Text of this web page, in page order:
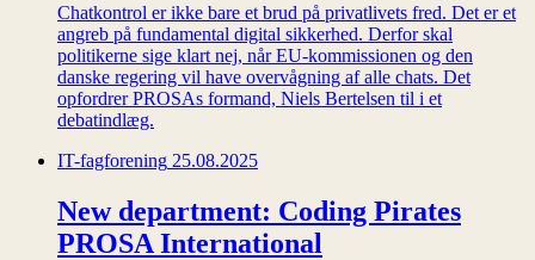
Chatkontrol er ikke bare et brud på privatlivets fred. Det er et
angreb på fundamental digital sikkerhed. Derfor skal
politikerne sige klart nej, når EU-kommissionen og den
danske regering vil have overvågning af alle chats. Det
opfordrer PROSAs formand, Niels Bertelsen til i et
debatindlæg.
IT-fagforening 25.08.2025
New department: Coding Pirates
PROSA International